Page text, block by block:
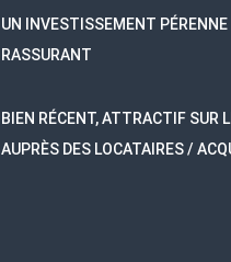
UN INVESTISSEMENT PÉRENNE
RASSURANT
BIEN RÉCENT, ATTRACTIF SUR
AUPRÈS DES LOCATAIRES /